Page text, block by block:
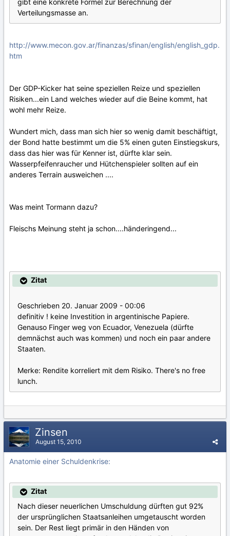
gibt eine konkrete Formel zur Berechnung der
Verteilungsmasse an.
http://www.mecon.gov.ar/finanzas/sfinan/english/english_gdp.
htm
Der GDP-Kicker hat seine speziellen Reize und speziellen
Risiken...ein Land welches wieder auf die Beine kommt, hat
wohl mehr Reize.
Wundert mich, dass man sich hier so wenig damit beschäftigt,
der Bond hatte bestimmt um die 5% einen guten Einstiegskurs,
dass das hier was für Kenner ist, dürfte klar sein.
Wasserpfeifenraucher und Hütchenspieler sollten auf ein
anderes Terrain ausweichen ....
Was meint Tormann dazu?
Fleischs Meinung steht ja schon....händeringend...
Zitat
Geschrieben 20. Januar 2009 - 00:06
definitiv ! keine Investition in argentinische Papiere.
Genauso Finger weg von Ecuador, Venezuela (dürfte
demnächst auch was kommen) und noch ein paar andere
Staaten.
Merke: Rendite korreliert mit dem Risiko. There's no free
lunch.
Zinsen
August 15, 2010
Anatomie einer Schuldenkrise:
Zitat
Nach dieser neuerlichen Umschuldung dürften gut 92%
der ursprünglichen Staatsanleihen umgetauscht worden
sein. Der Rest liegt primär in den Händen von